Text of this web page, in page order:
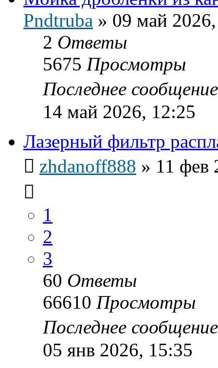
Pndtruba » 09 май
2 Ответы
5675 Просмотры
Последнее
14 май 2026, 12:25
Лазерный фильтр
zhdanoff888 » 11 фев
1
2
3
60 Ответы
66610 Просмотры
Последнее
05 янв 2026, 15:35